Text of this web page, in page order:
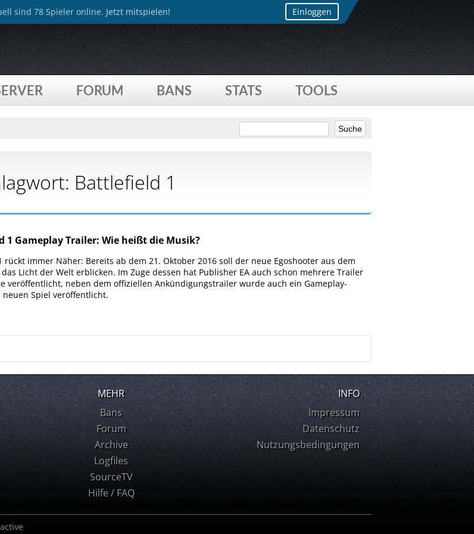
sind 78 Spieler online. Jetzt mitspielen! Einloggen
FORUM BANS STATS TOOLS
Battlefield 1
1 Gameplay Trailer: Wie heißt die Musik?
rückt immer Näher: Bereits ab dem 21. Oktober 2016 soll der neue Egoshooter aus dem
das Licht der Welt erblicken. Im Zuge dessen hat Publisher EA auch schon mehrere Trailer
veröffentlicht, neben dem offiziellen Ankündigungstrailer wurde auch ein Gameplay-
Spiel veröffentlicht.
MEHR
Bans
Forum
Archive
Logfiles
SourceTV
Hilfe / FAQ
INFO
Impressum
Datenschutz
Nutzungsbedingungen